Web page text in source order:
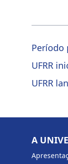
Período
UFRR
UFRR
A